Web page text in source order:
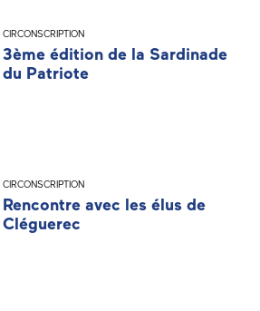
CIRCONSCRIPTION
3ème édition de la Sardinade
du Patriote
CIRCONSCRIPTION
Rencontre avec les élus de
Cléguerec